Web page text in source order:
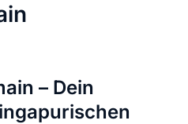
– Dein